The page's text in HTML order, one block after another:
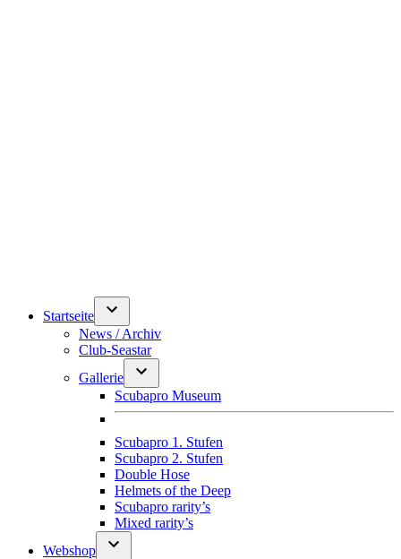
Startseite
News / Archiv
Club-Seastar
Gallerie
Scubapro Museum
Scubapro 1. Stufen
Scubapro 2. Stufen
Double Hose
Helmets of the Deep
Scubapro rarity’s
Mixed rarity’s
Webshop